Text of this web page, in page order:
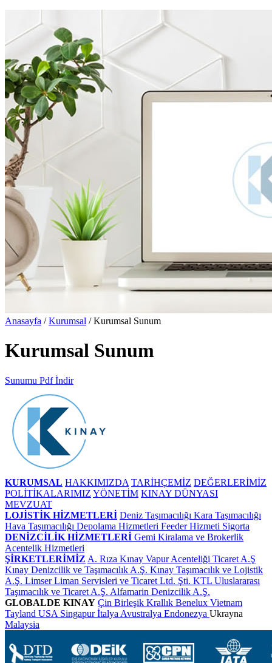
Anasayfa / Kurumsal /Kurumsal Sunum
Kurumsal Sunum
Sunumu Pdf İndir
KURUMSAL HAKKIMIZDA TARİHÇEMİZ DEĞERLERİMİZ
POLİTİKALARIMIZ YÖNETİM KINAY DÜNYASI
MEVZUAT
LOJİSTİK HİZMETLERİ Deniz Taşımacılığı Kara Taşımacılığı
Hava Taşımacılığı Depolama Hizmetleri Feeder Hizmeti Sigorta
DENİZCİLİK HİZMETLERİ Gemi Kiralama ve Brokerlik
Acentelik Hizmetleri
ŞİRKETLERİMİZ A. Rıza Kınay Vapur Acenteliği Ticaret A.Ş
Kınay Denizcilik ve Taşımacılık A.Ş. Kınay Taşımacılık ve Lojistik
A.Ş. Limser Liman Servisleri ve Ticaret Ltd. Şti. KTL Uluslararası
Taşımacılık ve Ticaret A.Ş. Alfamarin Denizcilik A.Ş.
GLOBALDE KINAY Çin Birleşik Krallık Benelux Vietnam
Tayland USA Singapurİtalya Avustralya Endonezya Ukrayna
Malaysia